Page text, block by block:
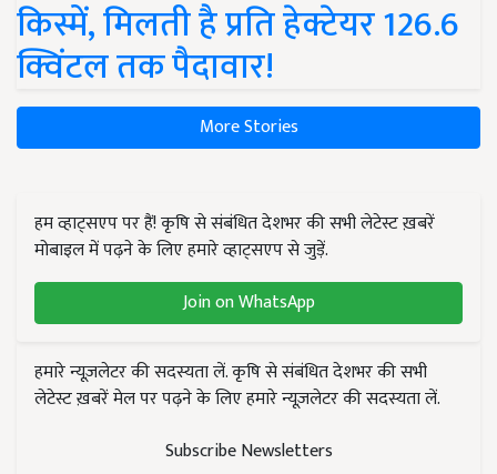
किस्में, मिलती है प्रति हेक्टेयर 126.6
क्विंटल तक पैदावार!
More Stories
हम व्हाट्सएप पर हैं! कृषि से संबंधित देशभर की सभी लेटेस्ट ख़बरें
मोबाइल में पढ़ने के लिए हमारे व्हाट्सएप से जुड़ें.
Join on WhatsApp
हमारे न्यूज़लेटर की सदस्यता लें. कृषि से संबंधित देशभर की सभी
लेटेस्ट ख़बरें मेल पर पढ़ने के लिए हमारे न्यूज़लेटर की सदस्यता लें.
Subscribe Newsletters